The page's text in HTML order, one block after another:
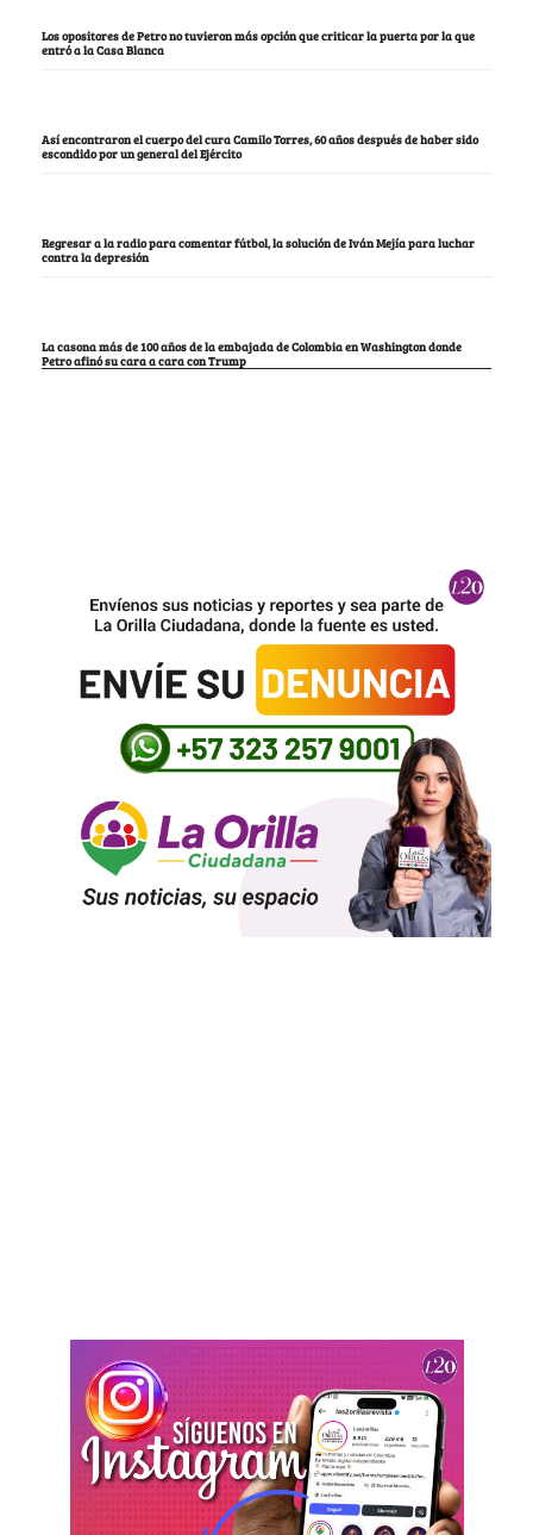
Los opositores de Petro no tuvieron más opción que criticar la puerta por la que
entró a la Casa Blanca
Así encontraron el cuerpo del cura Camilo Torres, 60 años después de haber sido
escondido por un general del Ejército
Regresar a la radio para comentar fútbol, la solución de Iván Mejía para luchar
contra la depresión
La casona más de 100 años de la embajada de Colombia en Washington donde
Petro afinó su cara a cara con Trump